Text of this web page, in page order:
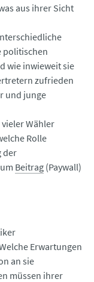
aus ihrer Sicht
politischen
wie inwieweit sie
zufrieden
und junge
Wähler
Rolle
der
Beitrag (Paywall)
Erwartungen
an sie
müssen ihrer